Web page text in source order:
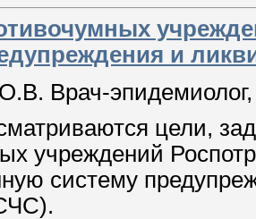
и
Врач-
цели,
учреждений
систему